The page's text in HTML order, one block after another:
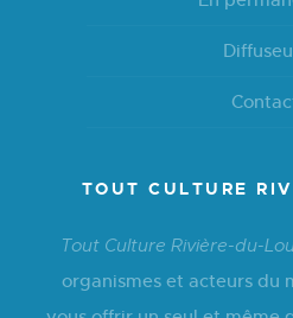
TOUT CULTURE
Tout Culture Rivière-du-
organismes et acteurs du